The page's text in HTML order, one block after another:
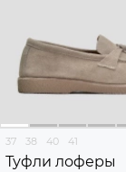
37 38 40 41
Туфли лоферы